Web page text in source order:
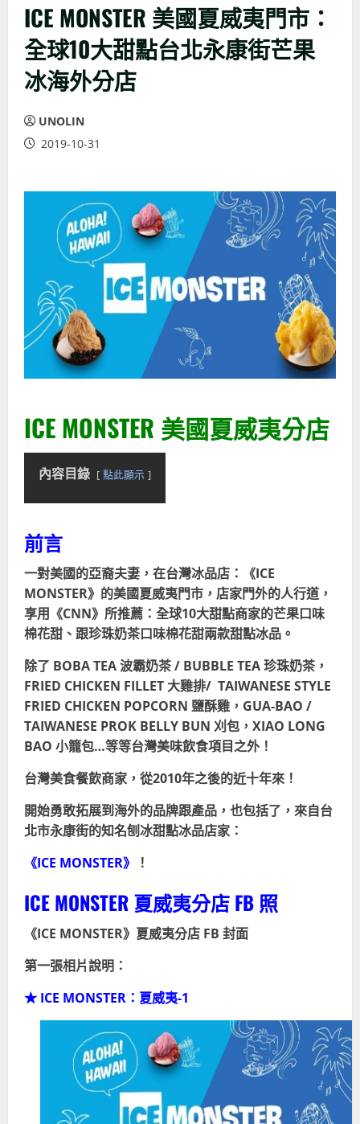
ICE MONSTER 美國夏威夷門市：
全球10大甜點台北永康街芒果
冰海外分店
UNOLIN
2019-10-31
ICE MONSTER 美國夏威夷分店
內容目錄 點此顯示
前言
一對美國的亞裔夫妻，在台灣冰品店：《ICE
MONSTER》的美國夏威夷門市，店家門外的人行道，
享用《CNN》所推薦：全球10大甜點商家的芒果口味
棉花甜、跟珍珠奶茶口味棉花甜兩款甜點冰品。
除了 BOBA TEA 波霸奶茶 / BUBBLE TEA 珍珠奶茶，
FRIED CHICKEN FILLET 大雞排/ TAIWANESE STYLE
FRIED CHICKEN POPCORN 鹽酥雞 ，GUA-BAO /
TAIWANESE PROK BELLY BUN 刈包，XIAO LONG
BAO 小籠包…等等台灣美味飲食項目之外！
台灣美食餐飲商家，從2010年之後的近十年來！
開始勇敢拓展到海外的品牌跟產品，也包括了，來自台
北市永康街的知名刨冰甜點冰品店家：
《ICE MONSTER》
！
ICE MONSTER 夏威夷分店 FB 照
《ICE MONSTER》夏威夷分店 FB 封面
第一張相片說明：
★ ICE MONSTER：夏威夷-1